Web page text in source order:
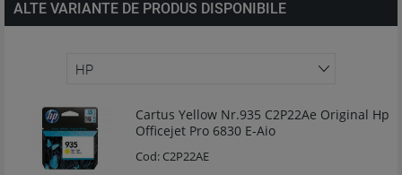
ALTE VARIANTE DE PRODUS DISPONIBILE
Cartus Yellow Nr.935 C2P22Ae Original Hp
Officejet Pro 6830 E-Aio
Cod:C2P22AE